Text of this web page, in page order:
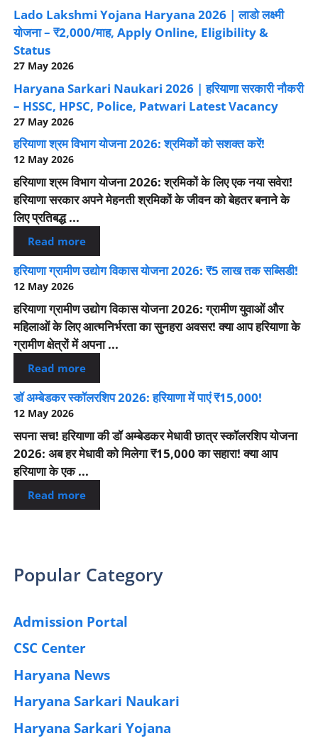
Lado Lakshmi Yojana Haryana 2026 | लाडो लक्ष्मी
योजना – ₹2,000/माह, Apply Online, Eligibility &
Status
27 May 2026
Haryana Sarkari Naukari 2026 | हरियाणा सरकारी नौकरी
– HSSC, HPSC, Police, Patwari Latest Vacancy
27 May 2026
हरियाणा श्रम विभाग योजना 2026: श्रमिकों को सशक्त करें!
12 May 2026
हरियाणा श्रम विभाग योजना 2026: श्रमिकों के लिए एक नया सवेरा!
हरियाणा सरकार अपने मेहनती श्रमिकों के जीवन को बेहतर बनाने के
लिए प्रतिबद्ध ...
Read more
हरियाणा ग्रामीण उद्योग विकास योजना 2026: ₹5 लाख तक सब्सिडी!
12 May 2026
हरियाणा ग्रामीण उद्योग विकास योजना 2026: ग्रामीण युवाओं और
महिलाओं के लिए आत्मनिर्भरता का सुनहरा अवसर! क्या आप हरियाणा के
ग्रामीण क्षेत्रों में अपना ...
Read more
डॉ अम्बेडकर स्कॉलरशिप 2026: हरियाणा में पाएं ₹15,000!
12 May 2026
सपना सच! हरियाणा की डॉ अम्बेडकर मेधावी छात्र स्कॉलरशिप योजना
2026: अब हर मेधावी को मिलेगा ₹15,000 का सहारा! क्या आप
हरियाणा के एक ...
Read more
Popular Category
Admission Portal
CSC Center
Haryana News
Haryana Sarkari Naukari
Haryana Sarkari Yojana